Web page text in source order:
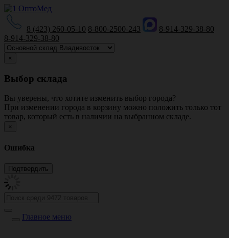
8 (423) 260-05-10 8-800-2500-243
8-914-329-38-80
8-914-329-38-80
×
Выбор склада
Вы уверены, что хотите изменить выбор города?
При изменении города в корзину можно положить только тот
товар, который есть в наличии на выбранном складе.
×
Ошибка
Главное меню